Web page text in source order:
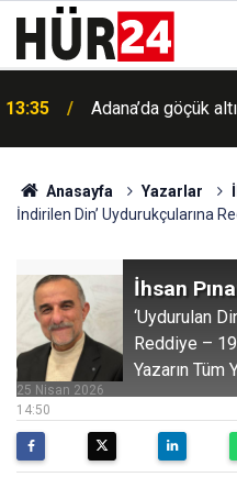
13:30 Küresel pirinç
Anasayfa Yazarlar
İndirilen Din’ Uydurukçularına
İhsan
‘Uydurulan
Reddiye – 19
Yazarın Tüm
14:50
25 Nisan 2026